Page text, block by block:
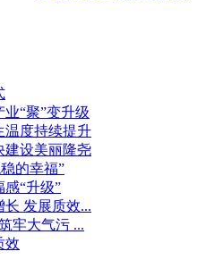
“聚”变升级
度持续提升
设美丽隆尧
的幸福”
“升级”
发展质效...
牢大气污 ...
效